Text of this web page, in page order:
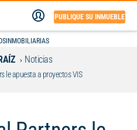
PUBLIQUE SU INMUEBLE
INMOBILIARIAS
Noticias
le apuesta a proyectos VIS